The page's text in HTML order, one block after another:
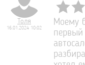
Толя
16.01.2024 10:02
Моему